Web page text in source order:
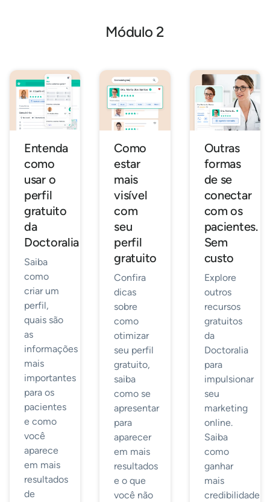
Módulo 2
Entenda
como
usar o
perfil
gratuito
da
Doctoralia
Saiba
como
criar um
perfil,
quais são
as
informações
mais
importantes
para os
pacientes
e como
você
aparece
em mais
resultados
de
Como
estar
mais
visível
com
seu
perfil
gratuito
Confira
dicas
sobre
como
otimizar
seu perfil
gratuito,
saiba
como se
apresentar
para
aparecer
em mais
resultados
e o que
você não
Outras
formas
de se
conectar
com os
pacientes.
Sem
custo
Explore
outros
recursos
gratuitos
da
Doctoralia
para
impulsionar
seu
marketing
online.
Saiba
como
ganhar
mais
credibilidade